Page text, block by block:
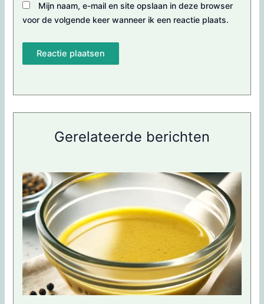
Mijn naam, e-mail en site opslaan in deze browser
voor de volgende keer wanneer ik een reactie plaats.
Gerelateerde berichten